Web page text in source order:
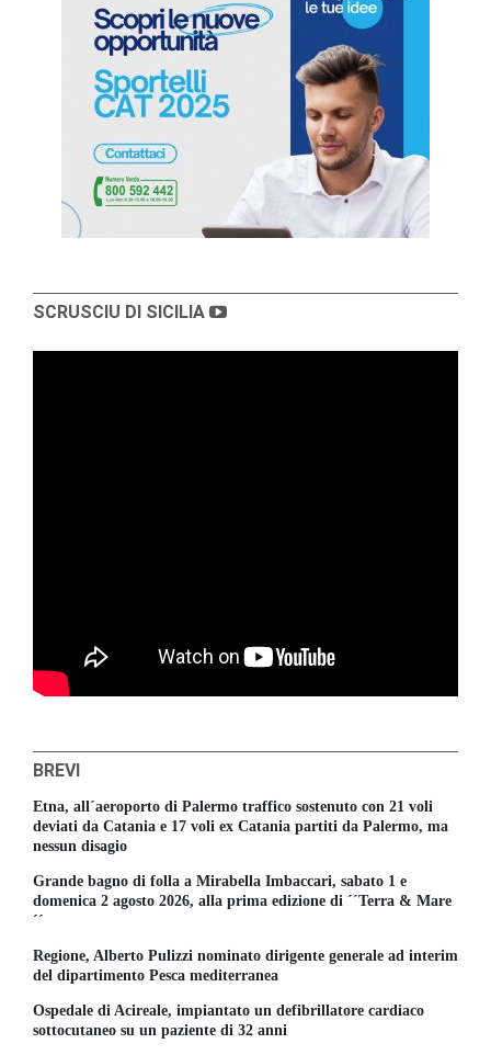
SCRUSCIU DI SICILIA
BREVI
Etna, all´aeroporto di Palermo traffico sostenuto con 21 voli
deviati da Catania e 17 voli ex Catania partiti da Palermo, ma
nessun disagio
Grande bagno di folla a Mirabella Imbaccari, sabato 1 e
domenica 2 agosto 2026, alla prima edizione di ´´Terra & Mare
´´
Regione, Alberto Pulizzi nominato dirigente generale ad interim
del dipartimento Pesca mediterranea
Ospedale di Acireale, impiantato un defibrillatore cardiaco
sottocutaneo su un paziente di 32 anni